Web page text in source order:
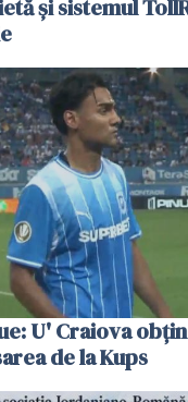
şi sistemul
U' Craiova
de la Kups